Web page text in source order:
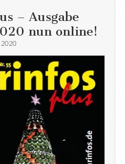
– Ausgabe
nun online!
2020